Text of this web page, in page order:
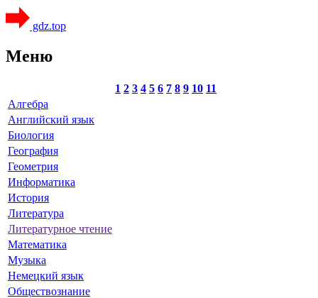
gdz.top
Меню
1 2 3 4 5 6 7 8 9 10 11
Алгебра
Английский язык
Биология
География
Геометрия
Информатика
История
Литература
Литературное чтение
Математика
Музыка
Немецкий язык
Обществознание